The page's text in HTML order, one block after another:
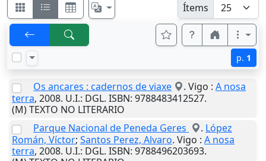
Ítems
p. 1
Os ancares : cadernos de viaxe . Vigo : A nosa
terra, 2008. U.I.: DGL. ISBN: 9788483412527.
(M) TEXTO NO LITERARIO
Parque Nacional de Peneda Geres
. López
Román, Víctor; Santos Perez, Alvaro. Vigo : A nosa
terra, 2008. U.I.: DGL. ISBN: 9788496203693.